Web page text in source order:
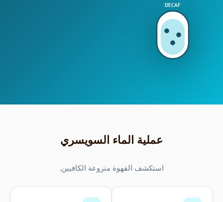
DECAF
عملية الماء السويسري
استكشف القهوة منزوعة الكافيين.